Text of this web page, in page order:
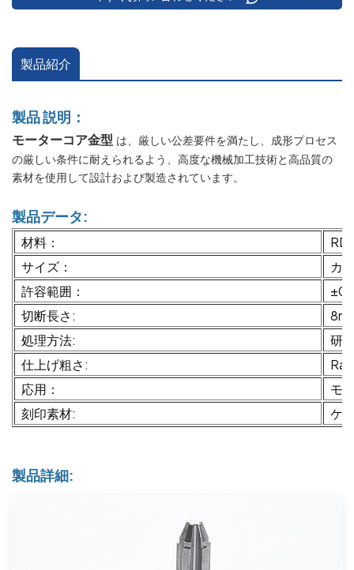
製品紹介
製品説明：
モーターコア金型 は、厳しい公差要件を満たし、成形プロセス
の厳しい条件に耐えられるよう、高度な機械加工技術と高品質の
素材を使用して設計および製造されています。
製品データ:
材料：
サイズ：
カ
許容範囲：
切断長さ:
処理方法:
研
仕上げ粗さ:
応用：
モ
刻印素材:
ケ
製品詳細: